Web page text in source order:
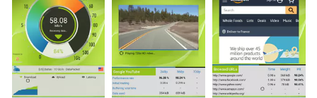
tereikia atsisiųsti „nPerf“ programą į savo išmanųjį
telefoną. Kuo daugiau duomenų, tuo išsamesni bus
žemėlapiai!Visi bandymų rezultatai rodomi
žemėlapiuose. Filtravimo taisyklės taikomos prieš
skaičiavimo parodymus.